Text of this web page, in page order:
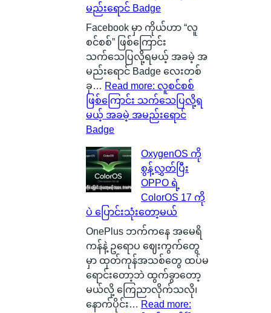
မည်းရောင် Badge
Facebook မှာ ကိုယ်ဟာ “လူ
စင်စစ်” ဖြစ်ကြောင်း
သက်သေပြလို့ရမယ့် အခမဲ့ အ
မည်းရောင် Badge လေးတစ်
ခု… Read more: လူစင်စစ်
ဖြစ်ကြောင်း သက်သေပြလို့ရ
မယ့် အခမဲ့ အမည်းရောင်
Badge
OxygenOS ကို
စွန့်လွှတ်ပြီး
OPPO ရဲ့
ColorOS 17 ကို
ပဲ ပြောင်းသုံးတော့မယ်
OnePlus ဘက်ကနေ အမေရိ
ကန်နဲ့ ဥရောပ ဈေးကွက်တွေ
မှာ ထုတ်ကုန်အသစ်တွေ ထပ်မ
ရောင်းတော့ဘဲ ထွက်ခွာတော့
မယ်လို့ ကြေညာလိုက်သလို၊
နောက်ပိုင်း… Read more: